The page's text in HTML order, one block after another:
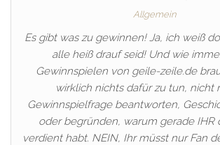
Allgemein
Es gibt was zu gewinnen! Ja, ich weiß
alle heiß drauf seid! Und wie
Gewinnspielen von geile-zeile.de
wirklich nichts dafür zu tun, nicht
Gewinnspielfrage beantworten,
oder begründen, warum gerade IHR
verdient habt. NEIN, Ihr müsst nur Fan